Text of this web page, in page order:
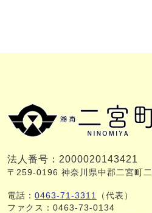
法人番号：2000020143421
〒259-0196 神奈川県中郡二宮町
電話： 0463-71-3311
（代表）
ファクス：0463-73-0134